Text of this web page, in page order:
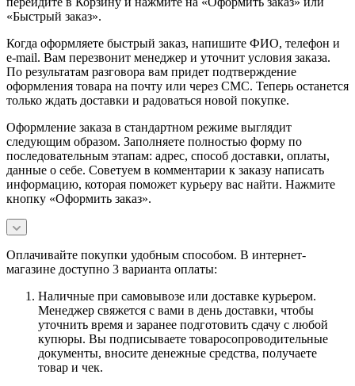
«Быстрый заказ».
Когда оформляете быстрый заказ, напишите ФИО, телефон и
e-mail. Вам перезвонит менеджер и уточнит условия заказа.
По результатам разговора вам придет подтверждение
оформления товара на почту или через СМС. Теперь останется
только ждать доставки и радоваться новой покупке.
Оформление заказа в стандартном режиме выглядит
следующим образом. Заполняете полностью форму по
последовательным этапам: адрес, способ доставки, оплаты,
данные о себе. Советуем в комментарии к заказу написать
информацию, которая поможет курьеру вас найти. Нажмите
кнопку «Оформить заказ».
Оплачивайте покупки удобным способом. В интернет-
магазине доступно 3 варианта оплаты:
Наличные при самовывозе или доставке курьером.
Менеджер свяжется с вами в день доставки, чтобы
уточнить время и заранее подготовить сдачу с любой
купюры. Вы подписываете товаросопроводительные
документы, вносите денежные средства, получаете
товар и чек.